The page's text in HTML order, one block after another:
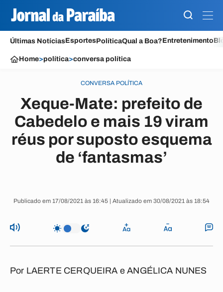
Últimas NotíciasEsportesPolíticaQual a Boa?Entretenimento
Home>política>conversa política
CONVERSA POLÍTICA
Xeque-Mate: prefeito de
Cabedelo e mais 19 viram
réus por suposto esquema
de ‘fantasmas’
Publicado em 17/08/2021 às 16:45 | Atualizado em 30/08/2021 às 18:54
Por LAERTE CERQUEIRA e ANGÉLICA NUNES